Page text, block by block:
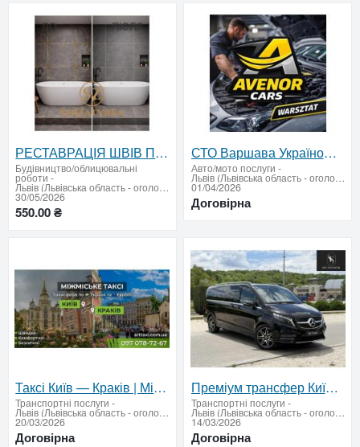
РЕСТАВРАЦІЯ ШВІВ ПЛИТКИ ЛЬВІВ SERZATYRKA
Будівництво/облицювальні
роботи -
Львів (Львівська область - оголошення)
30/05/2026
550.00 ₴
СТО Варшава Україномовний автосервіс Avenor Cars
Авто/мото послуги -
Львів (Львівська область - оголошення)
01/04/2026
Договірна
Таксі Київ — Краків | Міжнародний трансфер до Польщі
Транспортні послуги -
Львів (Львівська область - оголошення)
20/03/2026
Договірна
Преміум трансфер Київ Кишинів
Транспортні послуги -
Львів (Львівська область - оголошення)
14/03/2026
Договірна